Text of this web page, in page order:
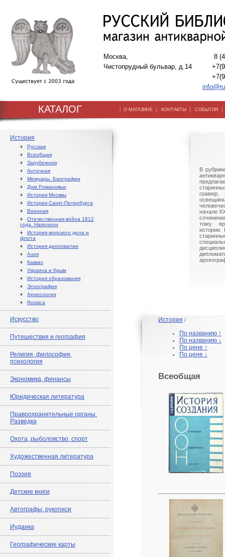
Москва,
Чистопрудный бульвар, д.14
8
КАТАЛОГ | О МАГАЗИНЕ | КОНТАКТЫ | СОБЫТИЯ
История
♦ Русская
♦ Всеобщая
♦ Зарубежная
♦ Античная
♦ Мемуары. Биографии
♦ Дом Романовых
♦ История Москвы
♦ История Санкт-Петербурга
♦ Военная
♦ Отечественная война 1812
года. Наполеон
♦ История морского дела и
флота
♦ История дипломатии
♦ Азия
♦ Кавказ
♦ Украина и Крым
♦ История образования
♦ Этнография
♦ Археология
♦ Rossica
Искусство
Путешествия и география
Религия, философия,
психология
Экономика, финансы
Юридическая литература
Правоохранительные органы.
Разведка
Охота, рыболовство, спорт
Художественная литература
Поэзия
Детские книги
Автографы, рукописи
Иудаика
Географические карты
В
гравюр,
начале
тому
истории.
История /
По названию ↑
По названию ↓
По цене ↑
По цене ↓
Всеобщая